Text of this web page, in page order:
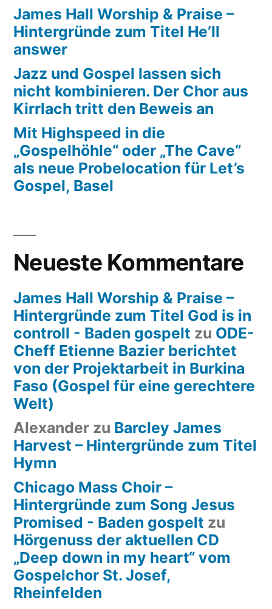
James Hall Worship & Praise –
Hintergründe zum Titel He’ll
answer
Jazz und Gospel lassen sich
nicht kombinieren. Der Chor aus
Kirrlach tritt den Beweis an
Mit Highspeed in die
„Gospelhöhle“ oder „The Cave“
als neue Probelocation für Let’s
Gospel, Basel
Neueste Kommentare
James Hall Worship & Praise –
Hintergründe zum Titel God is in
controll - Baden gospelt zu ODE-
Cheff Etienne Bazier berichtet
von der Projektarbeit in Burkina
Faso (Gospel für eine gerechtere
Welt)
Alexander zu Barcley James
Harvest – Hintergründe zum Titel
Hymn
Chicago Mass Choir –
Hintergründe zum Song Jesus
Promised - Baden gospelt zu
Hörgenuss der aktuellen CD
„Deep down in my heart“ vom
Gospelchor St. Josef,
Rheinfelden